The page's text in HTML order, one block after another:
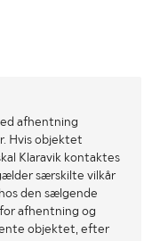
afhentning
Hvis objektet
Klaravik kontaktes
særskilte vilkår
den sælgende
afhentning og
objektet, efter